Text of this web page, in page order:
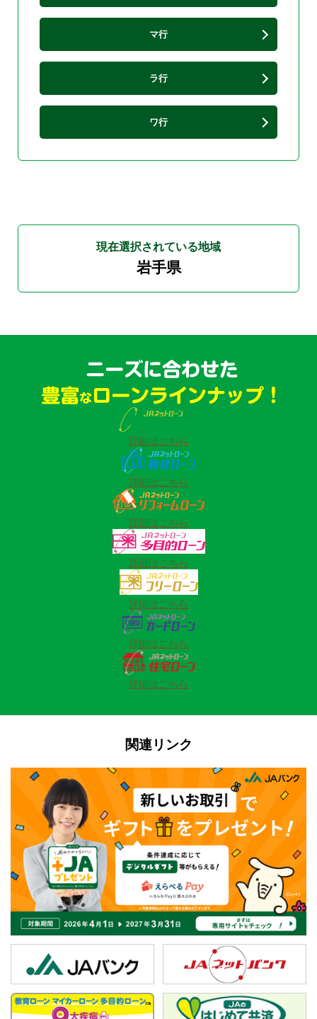
マ行
ラ行
ワ行
現在選択されている地域
岩手県
詳細はこちら
詳細はこちら
詳細はこちら
詳細はこちら
詳細はこちら
詳細はこちら
詳細はこちら
関連リンク